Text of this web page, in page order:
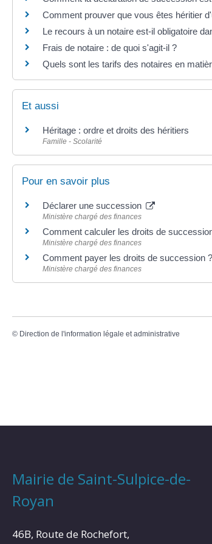
Comment prouver que vous êtes héritier
Le recours à un notaire est-il obligatoire
Frais de notaire : de quoi s'agit-il ?
Quels sont les tarifs des notaires en
Et aussi
Héritage : ordre et droits des héritiers
Famille - Scolarité
Pour en savoir plus
Déclarer une succession
Ministère chargé des finances
Comment calculer les droits de
Ministère chargé des finances
Comment payer les droits de succession ?
Ministère chargé des finances
© Direction de l'information légale et administrative
Mairie de Saint-Sulpice-de-
Royan
46B, Route de Rochefort,